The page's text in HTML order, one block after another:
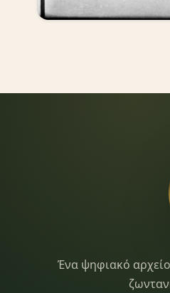
Ένα ψηφιακό αρχείο